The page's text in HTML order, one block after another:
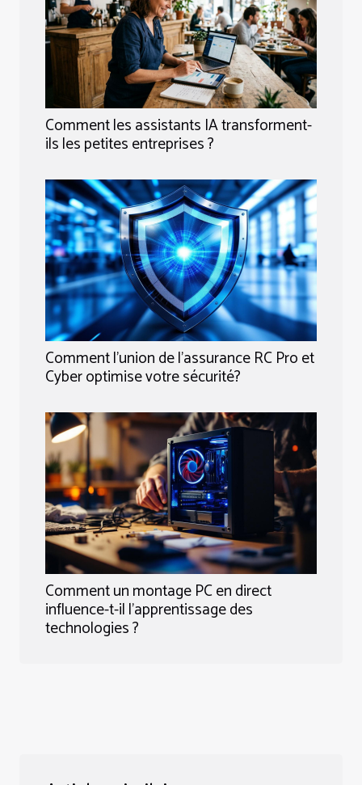
Comment les assistants IA transforment-
ils les petites entreprises ?
Comment l'union de l'assurance RC Pro et
Cyber optimise votre sécurité?
Comment un montage PC en direct
influence-t-il l'apprentissage des
technologies ?